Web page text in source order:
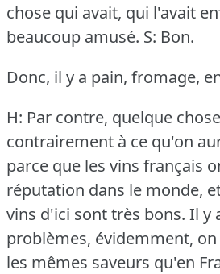
chose qui avait, qui l'avait
beaucoup amusé. S: Bon.
Donc, il y a pain, fromage,
H: Par contre, quelque
contrairement à ce qu'on
parce que les vins français
réputation dans le monde,
vins d'ici sont très bons. Il y
problèmes, évidemment,
les mêmes saveurs qu'en